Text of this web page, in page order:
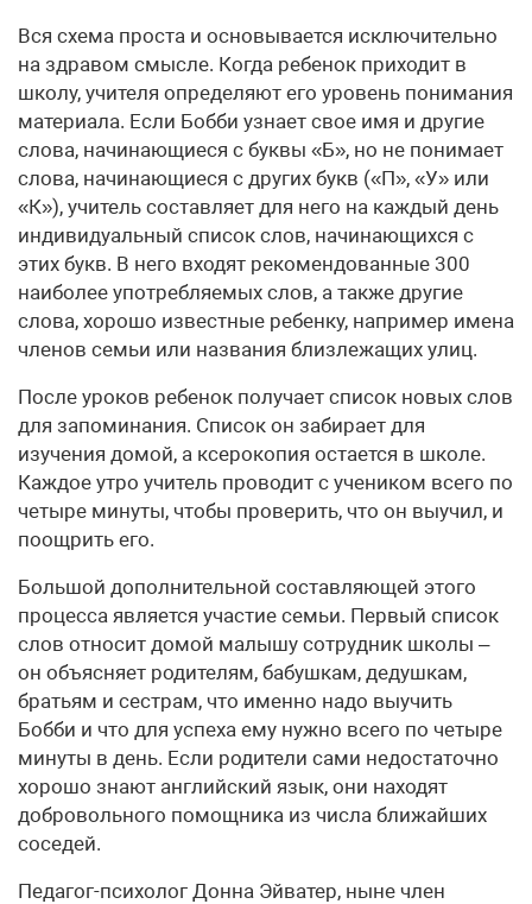
Вся схема проста и основывается исключительно
на здравом смысле. Когда ребенок приходит в
школу, учителя определяют его уровень понимания
материала. Если Бобби узнает свое имя и другие
слова, начинающиеся с буквы «Б», но не понимает
слова, начинающиеся с других букв («П», «У» или
«К»), учитель составляет для него на каждый день
индивидуальный список слов, начинающихся с
этих букв. В него входят рекомендованные 300
наиболее употребляемых слов, а также другие
слова, хорошо известные ребенку, например имена
членов семьи или названия близлежащих улиц.
После уроков ребенок получает список новых слов
для запоминания. Список он забирает для
изучения домой, а ксерокопия остается в школе.
Каждое утро учитель проводит с учеником всего по
четыре минуты, чтобы проверить, что он выучил, и
поощрить его.
Большой дополнительной составляющей этого
процесса является участие семьи. Первый список
слов относит домой малышу сотрудник школы –
он объясняет родителям, бабушкам, дедушкам,
братьям и сестрам, что именно надо выучить
Бобби и что для успеха ему нужно всего по четыре
минуты в день. Если родители сами недостаточно
хорошо знают английский язык, они находят
добровольного помощника из числа ближайших
соседей.
Педагог-психолог Донна Эйватер, ныне член